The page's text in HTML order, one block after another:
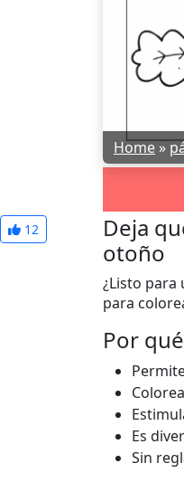
Home»
12
Deja
otoño
¿Listo para
para
Por
Es
Sin